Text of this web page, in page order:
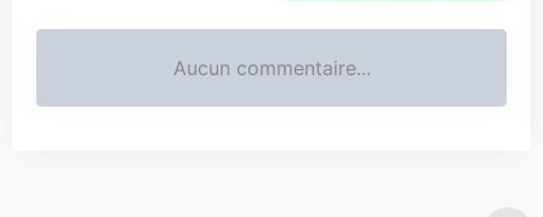
Aucun commentaire...